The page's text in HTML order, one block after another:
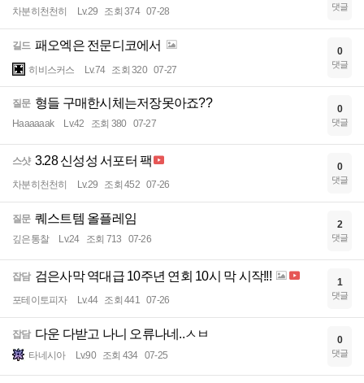
차분히천천히 Lv.29 조회 374 07-28 댓글
길드 패오엑은 전문디코에서
히비스커스 Lv.74 조회 320 07-27
0
댓글
질문 형들 구매한시체는저장못아죠??
Haaaaaak Lv.42 조회 380 07-27
0
댓글
스샷 3.28 신성성 서포터 팩
차분히천천히 Lv.29 조회 452 07-26
0
댓글
질문 퀘스트템 올플레임
깊은통찰 Lv.24 조회 713 07-26
2
댓글
잡담 검은사막 역대급 10주년 연회 10시 막 시작!!!
포테이토피자 Lv.44 조회 441 07-26
1
댓글
잡담 다운 다받고 나니 오류나네..ㅅㅂ
타네시아 Lv.90 조회 434 07-25
0
댓글